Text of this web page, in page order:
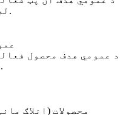
له مخې غوره کیږي.
د عمومي هدف محصول
لخوا غوره کیږي.
۲ محصولات (انلاګ مانیټر: ۲